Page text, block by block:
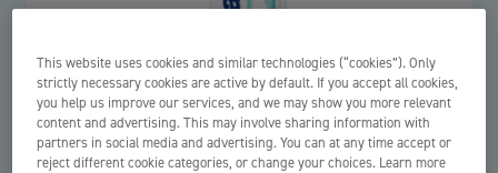
This website uses cookies and similar technologies (“cookies”). Only
strictly necessary cookies are active by default. If you accept all cookies,
you help us improve our services, and we may show you more relevant
content and advertising. This may involve sharing information with
partners in social media and advertising. You can at any time accept or
reject different cookie categories, or change your choices. Learn more